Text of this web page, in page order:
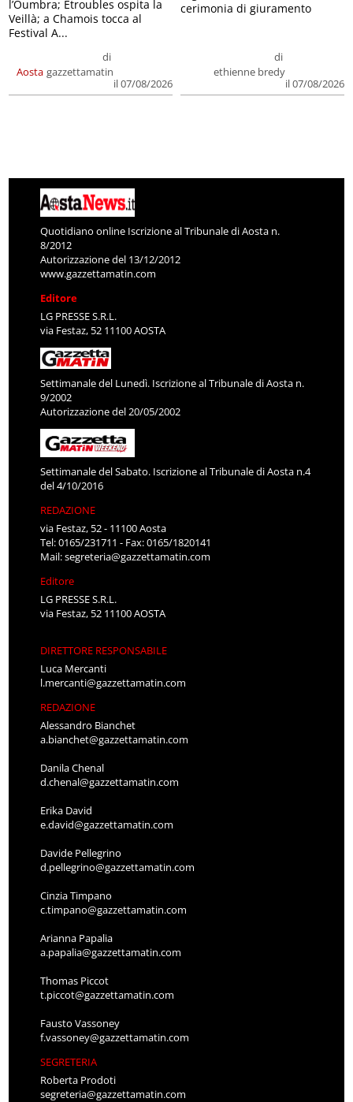
Aosta
di
gazzettamatin
il 07/08/2026
l’Oumbra; Etroubles ospita la
Veillà; a Chamois tocca al
Festival A...
di
ethienne bredy
il 07/08/2026
cerimonia di giuramento
Quotidiano online Iscrizione al Tribunale di Aosta n.
8/2012
Autorizzazione del 13/12/2012
www.gazzettamatin.com
Editore
LG PRESSE S.R.L.
via Festaz, 52 11100 AOSTA
Settimanale del Lunedì. Iscrizione al Tribunale di Aosta n.
9/2002
Autorizzazione del 20/05/2002
Settimanale del Sabato. Iscrizione al Tribunale di Aosta n.4
del 4/10/2016
REDAZIONE
via Festaz, 52 - 11100 Aosta
Tel: 0165/231711 - Fax: 0165/1820141
Mail:segreteria@gazzettamatin.com
Editore
LG PRESSE S.R.L.
via Festaz, 52 11100 AOSTA
DIRETTORE RESPONSABILE
Luca Mercanti
l.mercanti@gazzettamatin.com
REDAZIONE
Alessandro Bianchet
a.bianchet@gazzettamatin.com
Danila Chenal
d.chenal@gazzettamatin.com
Erika David
e.david@gazzettamatin.com
Davide Pellegrino
d.pellegrino@gazzettamatin.com
Cinzia Timpano
c.timpano@gazzettamatin.com
Arianna Papalia
a.papalia@gazzettamatin.com
Thomas Piccot
t.piccot@gazzettamatin.com
Fausto Vassoney
f.vassoney@gazzettamatin.com
SEGRETERIA
Roberta Prodoti
segreteria@gazzettamatin.com